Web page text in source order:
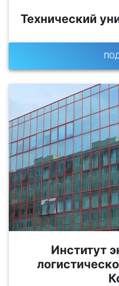
Технический
Институт